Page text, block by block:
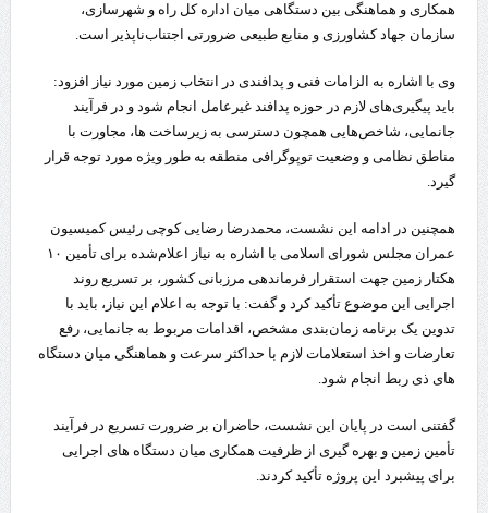
همکاری و هماهنگی بین دستگاهی میان اداره کل راه و شهرسازی،
سازمان جهاد کشاورزی و منابع طبیعی ضرورتی اجتناب‌ناپذیر است.
وی با اشاره به الزامات فنی و پدافندی در انتخاب زمین مورد نیاز افزود:
باید پیگیری‌های لازم در حوزه پدافند غیرعامل انجام شود و در فرآیند
جانمایی، شاخص‌هایی همچون دسترسی به زیرساخت‌ ها، مجاورت با
مناطق نظامی و وضعیت توپوگرافی منطقه به‌ طور ویژه مورد توجه قرار
گیرد.
همچنین در ادامه این نشست، محمدرضا رضایی‌ کوچی رئیس کمیسیون
عمران مجلس شورای اسلامی با اشاره به نیاز اعلام‌شده برای تأمین ۱۰
هکتار زمین جهت استقرار فرماندهی مرزبانی کشور، بر تسریع روند
اجرایی این موضوع تأکید کرد و گفت: با توجه به اعلام این نیاز، باید با
تدوین یک برنامه زمان‌بندی مشخص، اقدامات مربوط به جانمایی، رفع
تعارضات و اخذ استعلامات لازم با حداکثر سرعت و هماهنگی میان دستگاه‌
های ذی‌ ربط انجام شود.
گفتنی است در پایان این نشست، حاضران بر ضرورت تسریع در فرآیند
تأمین زمین و بهره‌ گیری از ظرفیت همکاری میان دستگاه‌ های اجرایی
برای پیشبرد این پروژه تأکید کردند.